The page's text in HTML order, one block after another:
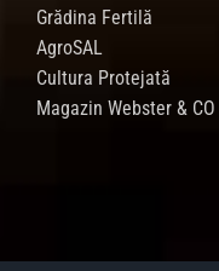
Grădina Fertilă
AgroSAL
Cultura Protejată
Magazin Webster & CO